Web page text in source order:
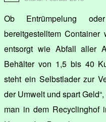
Ob Entrümpelung
bereitgestelltem
entsorgt wie Abfall aller
Behälter von 1,5 bis 40
steht ein Selbstlader zur
der Umwelt und spart
man in dem Recyclinghof